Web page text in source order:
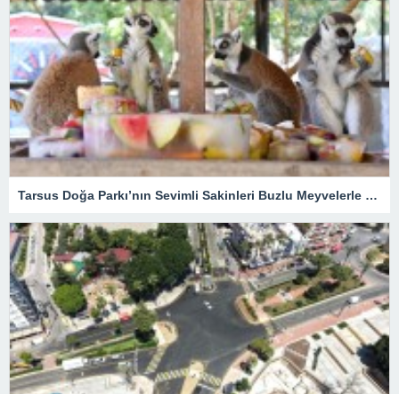
Tarsus Doğa Parkı’nın Sevimli Sakinleri Buzlu Meyvelerle Serinliyor